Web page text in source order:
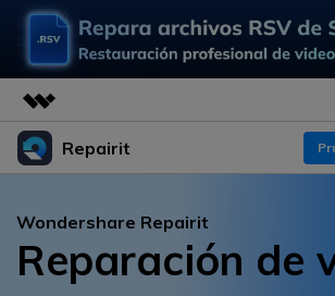
Productos destacados
Utilidades
Resumen
Soluciones
Quiénes somos
Repairit
Funciones
Wondershare Repairit
Reparación de